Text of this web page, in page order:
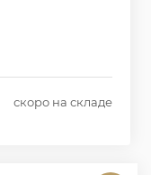
скоро на складе